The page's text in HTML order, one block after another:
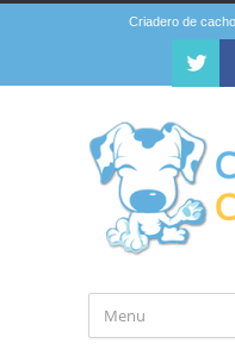
Criadero de